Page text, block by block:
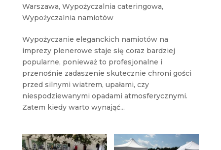
Warszawa, Wypożyczalnia cateringowa,
Wypożyczalnia namiotów
Wypożyczanie eleganckich namiotów na
imprezy plenerowe staje się coraz bardziej
popularne, ponieważ to profesjonalne i
przenośnie zadaszenie skutecznie chroni gości
przed silnymi wiatrem, upałami, czy
niespodziewanymi opadami atmosferycznymi.
Zatem kiedy warto wynająć...